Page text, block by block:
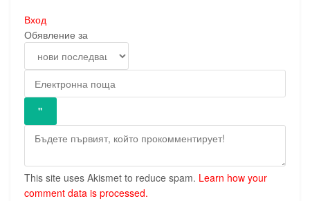
Вход
Обявление за
This site uses Akismet to reduce spam. Learn how your
comment data is processed.